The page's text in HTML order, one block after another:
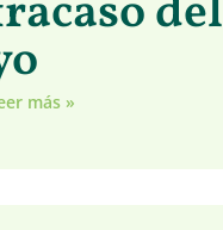
del
más »